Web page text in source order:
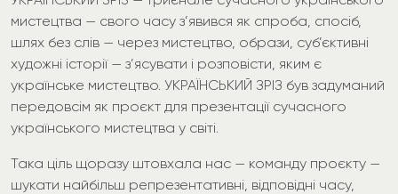
мистецтва — свого часу з’явився як спроба, спосіб,
шлях без слів — через мистецтво, образи, суб’єктивні
художні історії — з’ясувати і розповісти, яким є
українське мистецтво. УКРАЇНСЬКИЙ ЗРІЗ був задуманий
передовсім як проєкт для презентації сучасного
українського мистецтва у світі.
Така ціль щоразу штовхала нас — команду проєкту —
шукати найбільш репрезентативні, відповідні часу,